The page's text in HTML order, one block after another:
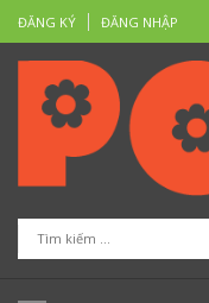
ĐĂNG KÝ ĐĂNG NHẬP